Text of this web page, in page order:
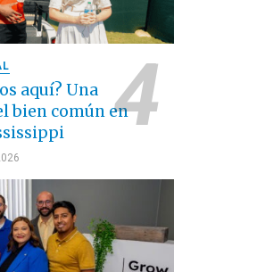
aquí? Una
bien común en